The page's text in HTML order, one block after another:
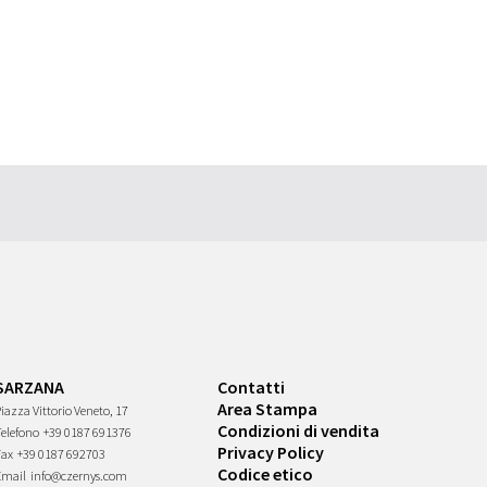
Vittorio Veneto, 17
+39 0187 691376
+39 0187 692703
info@czernys.com
Contatti
Area Stampa
Condizioni di vendita
Privacy Policy
Codice etico